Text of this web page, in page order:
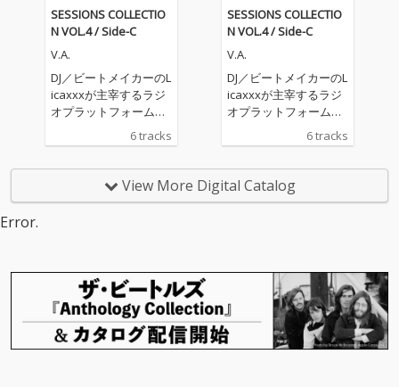
SESSIONS COLLECTIO
N VOL.4 / Side-C
V.A.
DJ／ビートメイカーのL
icaxxxが主宰するラジ
オプラットフォーム
「Tokyo Community R
adio」の育成プログラ
れたデジタルコンピレ
ーションEP『SESSION
s”は、DJやトラックメ
イカーなど次世代のク
リエイターたちが集
い、対話や共同制作を
通じて新たな表現を生
6 tracks
SESSIONS COLLECTIO
N VOL.4 / Side-C
V.A.
DJ／ビートメイカーのL
icaxxxが主宰するラジ
オプラットフォーム
「Tokyo Community R
adio」の育成プログラ
れたデジタルコンピレ
ーションEP『SESSION
s”は、DJやトラックメ
イカーなど次世代のク
リエイターたちが集
い、対話や共同制作を
通じて新たな表現を生
6 tracks
View More Digital Catalog
Error.